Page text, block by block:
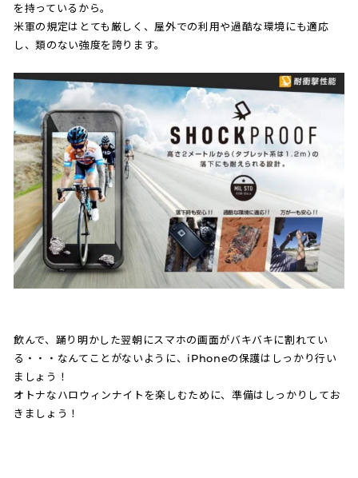
を持っているから。
米軍の規定はとても厳しく、屋外での利用や過酷な環境にも適応
し、類のない強度を誇ります。
飲んで、踊り明かした翌朝にスマホの画面がバキバキに割れてい
る・・・なんてことがないように、iPhoneの保護はしっかり行い
ましょう！
オトナなハロウィンナイトを楽しむために、準備はしっかりしてお
きましょう！